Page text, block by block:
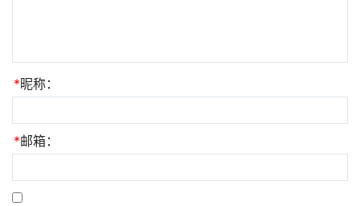
*昵称：
*邮箱：